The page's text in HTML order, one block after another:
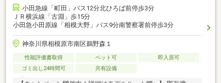
小田急線「町田」バス12分北ひろば前停歩3分
ＪＲ横浜線「古淵」歩15分
小田急小田原線「相模大野」バス9分南警察署前停歩3分
神奈川県相模原市南区鵜野森１
性能評価書取得 ペット可
即入居可
ゴミ出し24時間可
共有設備